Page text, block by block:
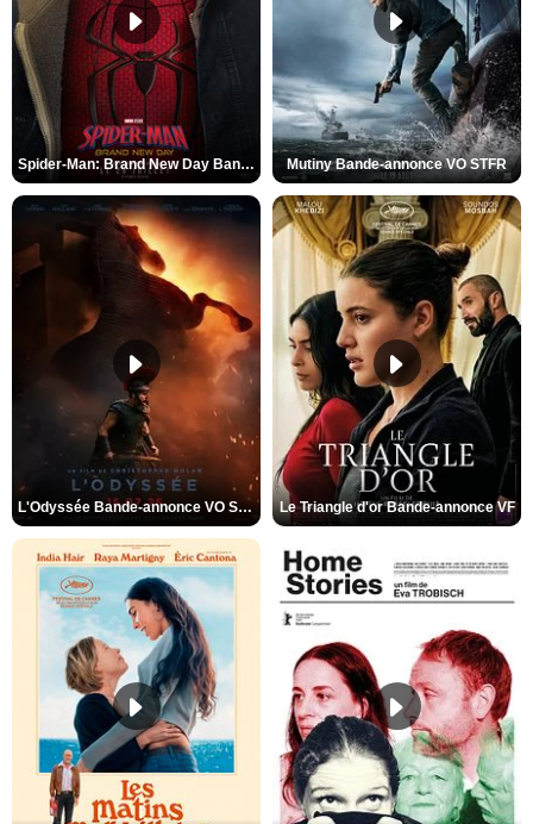
Spider-Man: Brand New Day Bande-annonce VO STFR Mutiny Bande-annonce VO STFR
L'Odyssée Bande-annonce VO STFR Le Triangle d'or Bande-annonce VF